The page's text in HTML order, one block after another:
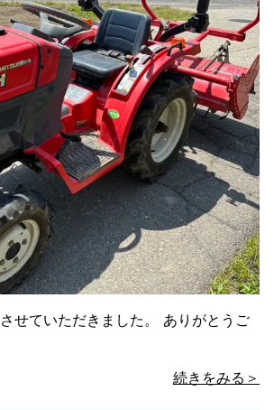
せていただきました。 ありがとうご
続きをみる＞